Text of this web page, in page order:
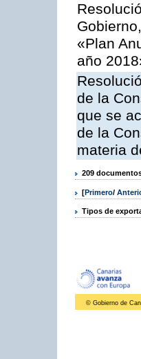
«Plan
año
de la
que se
de la
materia
209
[Primero/
Tipos de
© Gobierno de